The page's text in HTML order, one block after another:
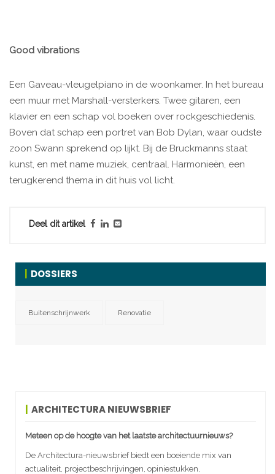
Good vibrations
Een Gaveau-vleugelpiano in de woonkamer. In het bureau
een muur met Marshall-versterkers. Twee gitaren, een
klavier en een schap vol boeken over rockgeschiedenis.
Boven dat schap een portret van Bob Dylan, waar oudste
zoon Swann sprekend op lijkt. Bij de Bruckmanns staat
kunst, en met name muziek, centraal. Harmonieën, een
terugkerend thema in dit huis vol licht.
Deel dit artikel
DOSSIERS
Buitenschrijnwerk Renovatie
ARCHITECTURA NIEUWSBRIEF
Meteen op de hoogte van het laatste architectuurnieuws?
De Architectura-nieuwsbrief biedt een boeiende mix van
actualiteit, projectbeschrijvingen, opiniestukken,